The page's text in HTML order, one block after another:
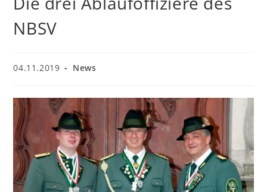
NBSV
Beitrag
04.11.2019
Beitrags-
News